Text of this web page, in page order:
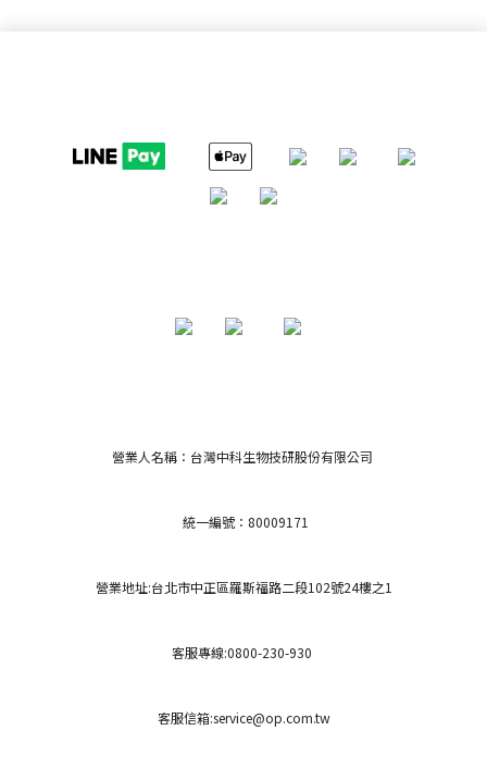
營業人名稱：台灣中科生物技研股份有限公司
統一編號：80009171
營業地址:台北市中正區羅斯福路二段102號24樓之1
客服專線:0800-230-930
客服信箱:service@op.com.tw